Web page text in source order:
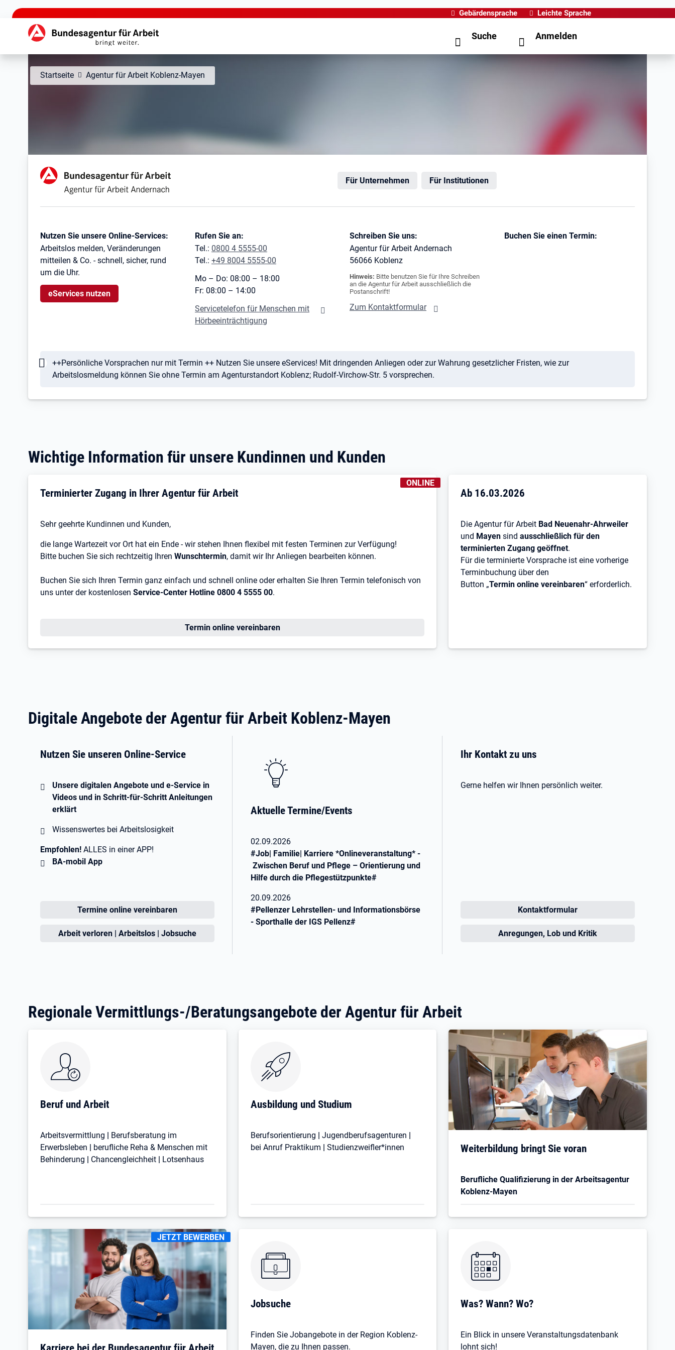
zu den Hauptinhalten springen
Gebärdensprache Leichte Sprache
Hauptnavigation Suche Anmelden
Startseite Agentur für Arbeit Koblenz-Mayen
Agentur für Arbeit Andernach Für Unternehmen Für Institutionen
Kontaktinformationen
Nutzen Sie unsere Online-Services:
Arbeitslos melden, Veränderungen
mitteilen & Co. - schnell, sicher, rund
um die Uhr.
eServices nutzen
Rufen Sie an:
Tel.: 0800 4 5555-00
Tel.: +49 8004 5555-00
Mo – Do: 08:00 – 18:00
Fr: 08:00 – 14:00
Servicetelefon für Menschen mit
Hörbeeinträchtigung
Schreiben Sie uns:
Agentur für Arbeit Andernach
56066 Koblenz
Hinweis: Bitte benutzen Sie für Ihre Schreiben
an die Agentur für Arbeit ausschließlich die
Postanschrift!
Zum Kontaktformular
Buchen Sie einen Termin:
++Persönliche Vorsprachen nur mit Termin ++ Nutzen Sie unsere eServices! Mit dringenden Anliegen oder zur Wahrung gesetzlicher Fristen, wie zur
Arbeitslosmeldung können Sie ohne Termin am Agenturstandort Koblenz; Rudolf-Virchow-Str. 5 vorsprechen.
Wichtige Information für unsere Kundinnen und Kunden
KENNZEICHNUNGEN
ONLINE
Terminierter Zugang in Ihrer Agentur für Arbeit
Sehr geehrte Kundinnen und Kunden,
die lange Wartezeit vor Ort hat ein Ende - wir stehen Ihnen flexibel mit festen Terminen zur Verfügung!
Bitte buchen Sie sich rechtzeitig Ihren Wunschtermin, damit wir Ihr Anliegen bearbeiten können.
Buchen Sie sich Ihren Termin ganz einfach und schnell online oder erhalten Sie Ihren Termin telefonisch von
uns unter der kostenlosen Service-Center Hotline 0800 4 5555 00.
Termin online vereinbaren
Ab 16.03.2026
Die Agentur für Arbeit Bad Neuenahr-Ahrweiler
und Mayen sindausschließlich für den
terminierten Zugang geöffnet.
Für die terminierte Vorsprache ist eine vorherige
Terminbuchung über den
Button „Termin online vereinbaren“ erforderlich.
Digitale Angebote der Agentur für Arbeit Koblenz-Mayen
Nutzen Sie unseren Online-Service
Unsere digitalen Angebote und e-Service in
Videos und in Schritt-für-Schritt Anleitungen
erklärt
Wissenswertes bei Arbeitslosigkeit
Empfohlen! ALLES in einer APP!
BA-mobil App
Öffnet in neuem Tab
Termine online vereinbaren
Öffnet in neuem Tab
Arbeit verloren | Arbeitslos | Jobsuche
Aktuelle Termine/Events
02.09.2026
#Job| Familie| Karriere *Onlineveranstaltung* -
Zwischen Beruf und Pflege – Orientierung und
Hilfe durch die Pflegestützpunkte#
20.09.2026
#Pellenzer Lehrstellen- und Informationsbörse
- Sporthalle der IGS Pellenz#
Ihr Kontakt zu uns
Gerne helfen wir Ihnen persönlich weiter.
Öffnet in neuem Tab
Kontaktformular
Öffnet in neuem Tab
Anregungen, Lob und Kritik
Regionale Vermittlungs-/Beratungsangebote der Agentur für Arbeit
Beruf und Arbeit
Arbeitsvermittlung | Berufsberatung im
Erwerbsleben | berufliche Reha & Menschen mit
Behinderung | Chancengleichheit | Lotsenhaus
Ausbildung und Studium
Berufsorientierung | Jugendberufsagenturen |
bei Anruf Praktikum | Studienzweifler*innen Öffnet in neuem Tab
Weiterbildung bringt Sie voran
Berufliche Qualifizierung in der Arbeitsagentur
Koblenz-Mayen
KENNZEICHNUNGEN:
JETZT BEWERBEN
Öffnet in neuem Tab
Jobsuche
Finden Sie Jobangebote in der Region Koblenz-
Mayen, die zu Ihnen passen.
Was? Wann? Wo?
Ein Blick in unsere Veranstaltungsdatenbank
lohnt sich!